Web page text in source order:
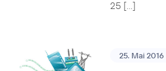
25 […]
25. Mai 2016